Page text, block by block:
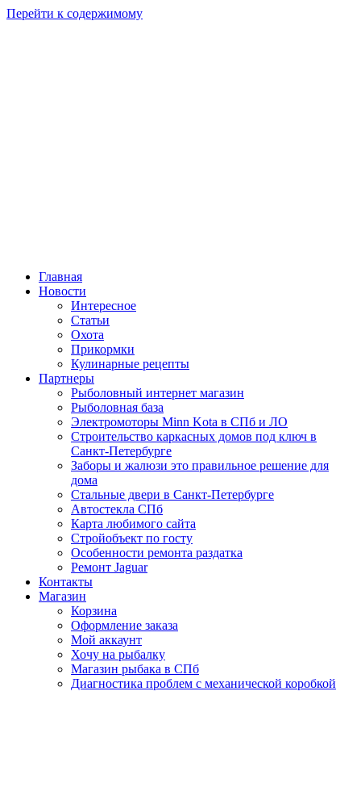
Перейти к содержимому
Главная
Новости
Интересное
Статьи
Охота
Прикормки
Кулинарные рецепты
Партнеры
Рыболовный интернет магазин
Рыболовная база
Электромоторы Minn Kota в СПб и ЛО
Строительство каркасных домов под ключ в
Санкт-Петербурге
Заборы и жалюзи это правильное решение для
дома
Стальные двери в Санкт-Петербурге
Автостекла СПб
Карта любимого сайта
Стройобъект по госту
Особенности ремонта раздатка
Ремонт Jaguar
Контакты
Магазин
Корзина
Оформление заказа
Мой аккаунт
Хочу на рыбалку
Магазин рыбака в СПб
Диагностика проблем с механической коробкой